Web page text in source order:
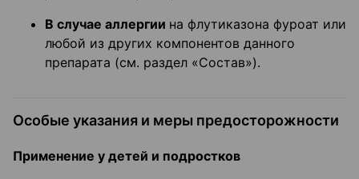
В случае аллергии на флутиказона фуроат или
любой из других компонентов данного
препарата (см. раздел «Состав»).
Особые указания и меры предосторожности
Применение у детей и подростков